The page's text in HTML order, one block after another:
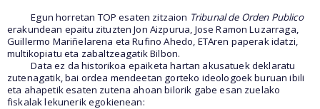
Egun horretan TOP esaten zitzaion Tribunal de Orden Publico
erakundean epaitu zituzten Jon Aizpurua, Jose Ramon Luzarraga,
Guillermo Mariñelarena eta Rufino Ahedo, ETAren paperak idatzi,
multikopiatu eta zabaltzeagatik Bilbon.
Data ez da historikoa epaiketa hartan akusatuek deklaratu
zutenagatik, bai ordea mendeetan gorteko ideologoek buruan ibili
eta ahapetik esaten zutena ahoan bilorik gabe esan zuelako
fiskalak lekunerik egokienean: